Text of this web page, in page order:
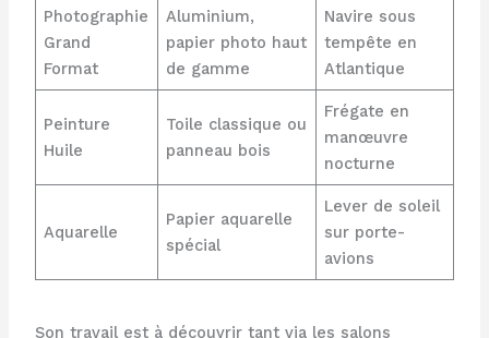
Photographie
Grand
Format
Aluminium,
papier photo haut
de gamme
Navire sous
tempête en
Atlantique
Peinture
Huile
Toile classique ou
panneau bois
Frégate en
manœuvre
nocturne
Aquarelle
Papier aquarelle
spécial
Lever de soleil
sur porte-
avions
Son travail est à découvrir tant via les salons